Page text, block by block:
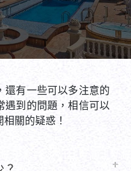
遇到的問題，相信可以
關的疑惑！